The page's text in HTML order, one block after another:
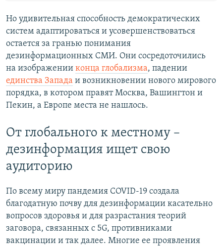
Но удивительная способность демократических
систем адаптироваться и усовершенствоваться
остается за гранью понимания
дезинформационных СМИ. Они сосредоточились
на изображении конца глобализма, падении
единства Запада и возникновении нового мирового
порядка, в котором правят Москва, Вашингтон и
Пекин, а Европе места не нашлось.
От глобального к местному –
дезинформация ищет свою
аудиторию
По всему миру пандемия COVID-19 создала
благодатную почву для дезинформации касательно
вопросов здоровья и для разрастания теорий
заговора, связанных с 5G, противниками
вакцинации и так далее. Многие ее проявления